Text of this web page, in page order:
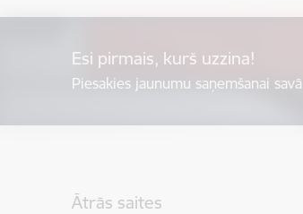
Esi pirmais, kurš uzzina!
Piesakies jaunumu saņemšanai
Ātrās saites